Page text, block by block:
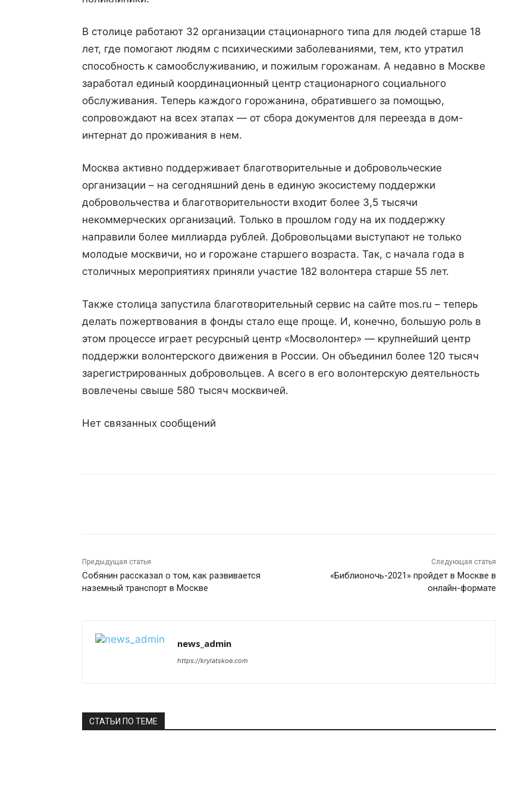
В столице работают 32 организации стационарного типа для людей старше 18
лет, где помогают людям с психическими заболеваниями, тем, кто утратил
способность к самообслуживанию, и пожилым горожанам. А недавно в Москве
заработал единый координационный центр стационарного социального
обслуживания. Теперь каждого горожанина, обратившего за помощью,
сопровождают на всех этапах — от сбора документов для переезда в дом-
интернат до проживания в нем.
Москва активно поддерживает благотворительные и добровольческие
организации – на сегодняшний день в единую экосистему поддержки
добровольчества и благотворительности входит более 3,5 тысячи
некоммерческих организаций. Только в прошлом году на их поддержку
направили более миллиарда рублей. Добровольцами выступают не только
молодые москвичи, но и горожане старшего возраста. Так, с начала года в
столичных мероприятиях приняли участие 182 волонтера старше 55 лет.
Также столица запустила благотворительный сервис на сайте mos.ru – теперь
делать пожертвования в фонды стало еще проще. И, конечно, большую роль в
этом процессе играет ресурсный центр «Мосволонтер» — крупнейший центр
поддержки волонтерского движения в России. Он объединил более 120 тысяч
зарегистрированных добровольцев. А всего в его волонтерскую деятельность
вовлечены свыше 580 тысяч москвичей.
Нет связанных сообщений
Предыдущая статья
Собянин рассказал о том, как развивается
наземный транспорт в Москве
Следующая статья
«Библионочь-2021» пройдет в Москве в
онлайн-формате
news_admin
https://krylatskoe.com
СТАТЬИ ПО ТЕМЕ